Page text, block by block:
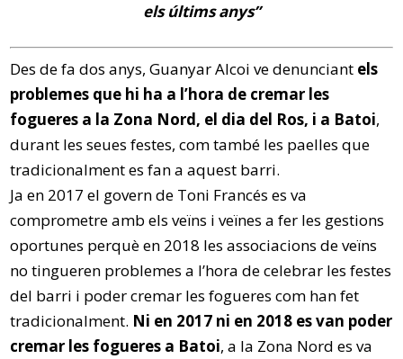
els últims anys”
Des de fa dos anys, Guanyar Alcoi ve denunciant els
problemes que hi ha a l’hora de cremar les
fogueres a la Zona Nord, el dia del Ros, i a Batoi,
durant les seues festes, com també les paelles que
tradicionalment es fan a aquest barri.
Ja en 2017 el govern de Toni Francés es va
comprometre amb els veïns i veïnes a fer les gestions
oportunes perquè en 2018 les associacions de veïns
no tingueren problemes a l’hora de celebrar les festes
del barri i poder cremar les fogueres com han fet
tradicionalment. Ni en 2017 ni en 2018 es van poder
cremar les fogueres a Batoi, a la Zona Nord es va